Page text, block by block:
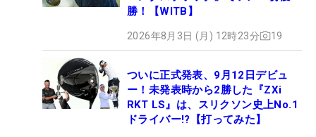
勝！【WITB】
2026年8月3日 (月) 12時23分 19
ついに正式発表、9月12日デビュ
ー！未発表時から2勝した『ZXi
RKT LS』は、スリクソン史上No.1
ドライバー!?【打ってみた】